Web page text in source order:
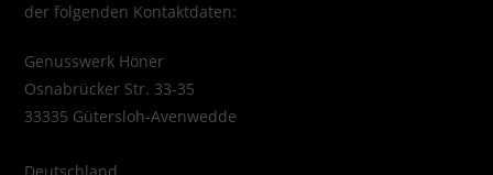
der folgenden Kontaktdaten:
Genusswerk Höner
Osnabrücker Str. 33-35
33335 Gütersloh-Avenwedde